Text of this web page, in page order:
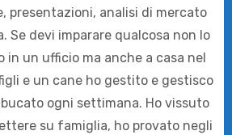
presentazioni, analisi di mercato
Se devi imparare qualcosa non lo
in un ufficio ma anche a casa nel
e un cane ho gestito e gestisco
ogni settimana. Ho vissuto
su famiglia, ho provato negli